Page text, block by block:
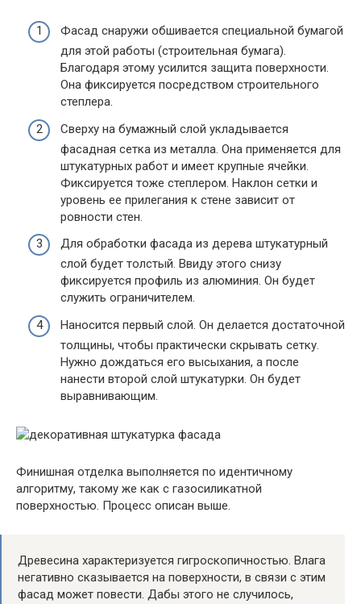
Фасад снаружи обшивается специальной бумагой
для этой работы (строительная бумага).
Благодаря этому усилится защита поверхности.
Она фиксируется посредством строительного
степлера.
Сверху на бумажный слой укладывается
фасадная сетка из металла. Она применяется для
штукатурных работ и имеет крупные ячейки.
Фиксируется тоже степлером. Наклон сетки и
уровень ее прилегания к стене зависит от
ровности стен.
Для обработки фасада из дерева штукатурный
слой будет толстый. Ввиду этого снизу
фиксируется профиль из алюминия. Он будет
служить ограничителем.
Наносится первый слой. Он делается достаточной
толщины, чтобы практически скрывать сетку.
Нужно дождаться его высыхания, а после
нанести второй слой штукатурки. Он будет
выравнивающим.
Финишная отделка выполняется по идентичному
алгоритму, такому же как с газосиликатной
поверхностью. Процесс описан выше.
Древесина характеризуется гигроскопичностью. Влага
негативно сказывается на поверхности, в связи с этим
фасад может повести. Дабы этого не случилось,